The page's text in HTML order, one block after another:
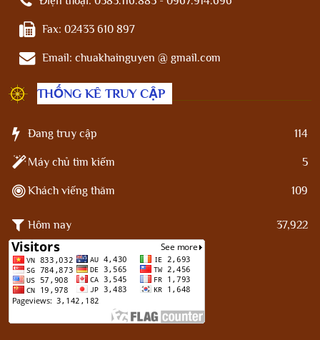
Fax: 02433 610 897
Email: chuakhainguyen @ gmail.com
THỐNG KÊ TRUY CẬP
Đang truy cập 114
Máy chủ tìm kiếm 5
Khách viếng thăm 109
Hôm nay 37,922